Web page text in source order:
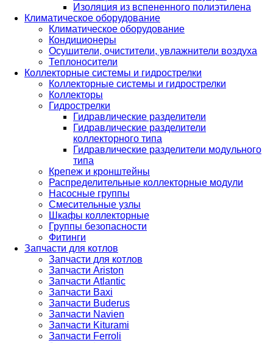
Изоляция из вспененного полиэтилена
Климатическое оборудование
Климатическое оборудование
Кондиционеры
Осушители, очистители, увлажнители воздуха
Теплоносители
Коллекторные системы и гидрострелки
Коллекторные системы и гидрострелки
Коллекторы
Гидрострелки
Гидравлические разделители
Гидравлические разделители
коллекторного типа
Гидравлические разделители модульного
типа
Крепеж и кронштейны
Распределительные коллекторные модули
Насосные группы
Смесительные узлы
Шкафы коллекторные
Группы безопасности
Фитинги
Запчасти для котлов
Запчасти для котлов
Запчасти Ariston
Запчасти Atlantic
Запчасти Baxi
Запчасти Buderus
Запчасти Navien
Запчасти Kiturami
Запчасти Ferroli